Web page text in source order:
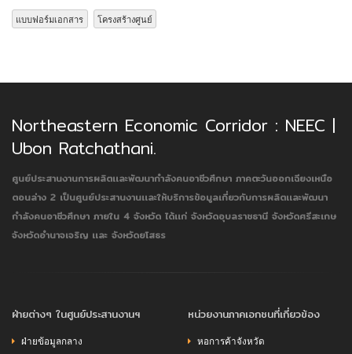
แบบฟอร์มเอกสาร โครงสร้างศูนย์
Northeastern Economic Corridor : NEEC |
Ubon Ratchathani.
ศูนย์ประสานงานการผลิตเเละพัฒนากำลังคนอาชีวศึกษา ภาคตะวันออกเฉียงเหนือ
ตอนล่าง 2 เป็นศูนย์ประสานงานเเละให้บริการข้อมูลเกี่ยวกับการผลิตเเละพัฒนา
กำลังคนอาชีวศึกษา ภายใน 4 จังหวัด ได้เเก่ จังหวัดอุบลราชธานี จังหวัดศรีสะเกษ
จังหวัดอำนาจเจริญ เเละ จังหวัดยโสธร
ฝ่ายต่างๆ ในศูนย์ประสานงานฯ
ฝ่ายข้อมูลกลาง
หน่วยงานภาคเอกชนที่เกี่ยวข้อง
หอการค้าจังหวัด